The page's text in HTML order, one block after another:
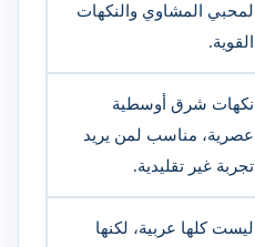
لمحبي المشاوي والنكهات
القوية.
نكهات شرق أوسطية
عصرية، مناسب لمن يريد
تجربة غير تقليدية.
ليست كلها عربية، لكنها